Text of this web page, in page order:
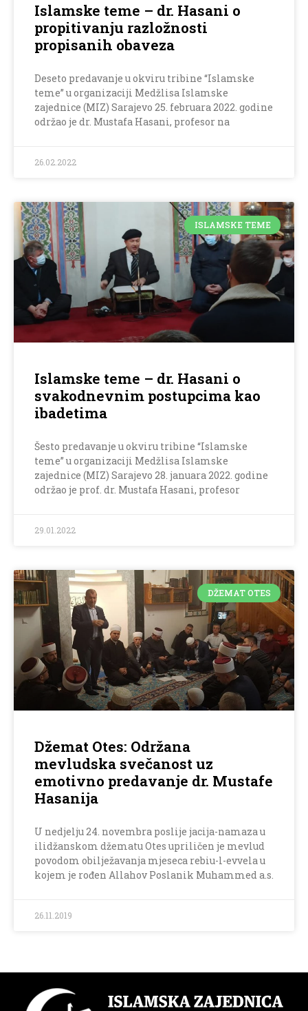
Islamske teme – dr. Hasani o
propitivanju razložnosti
propisanih obaveza
Deseto predavanje u okviru tribine “Islamske
teme” u organizaciji Medžlisa Islamske
zajednice (MIZ) Sarajevo 25. februara 2022. godine
održao je dr. Mustafa Hasani, profesor na
26.02.2022
ISLAMSKE TEME
Islamske teme – dr. Hasani o
svakodnevnim postupcima kao
ibadetima
Šesto predavanje u okviru tribine “Islamske
teme” u organizaciji Medžlisa Islamske
zajednice (MIZ) Sarajevo 28. januara 2022. godine
održao je prof. dr. Mustafa Hasani, profesor
29.01.2022
DŽEMAT OTES
Džemat Otes: Održana
mevludska svečanost uz
emotivno predavanje dr. Mustafe
Hasanija
U nedjelju 24. novembra poslije jacija-namaza u
ilidžanskom džematu Otes upriličen je mevlud
povodom obilježavanja mjeseca rebiu-l-evvela u
kojem je rođen Allahov Poslanik Muhammed a.s.
26.11.2019